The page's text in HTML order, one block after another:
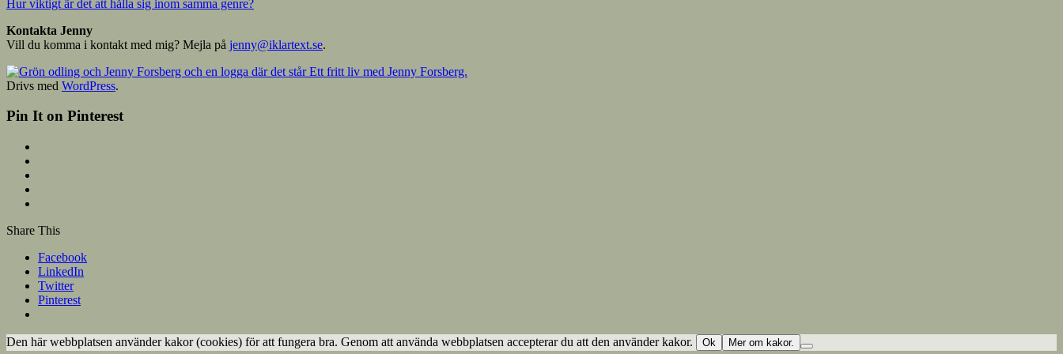
Hur viktigt är det att hålla sig inom samma genre?
Kontakta Jenny
Vill du komma i kontakt med mig? Mejla på jenny@iklartext.se.
Drivs med WordPress.
Pin It on Pinterest
Share This
Facebook
LinkedIn
Twitter
Pinterest
Den här webbplatsen använder kakor (cookies) för att fungera bra. Genom att använda webbplatsen accepterar du att den använder kakor. Ok Mer om kakor.